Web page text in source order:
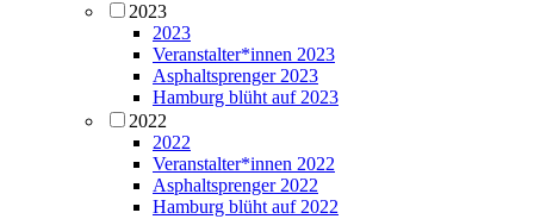
2023
2023
Veranstalter*innen 2023
Asphaltsprenger 2023
Hamburg blüht auf 2023
2022
2022
Veranstalter*innen 2022
Asphaltsprenger 2022
Hamburg blüht auf 2022